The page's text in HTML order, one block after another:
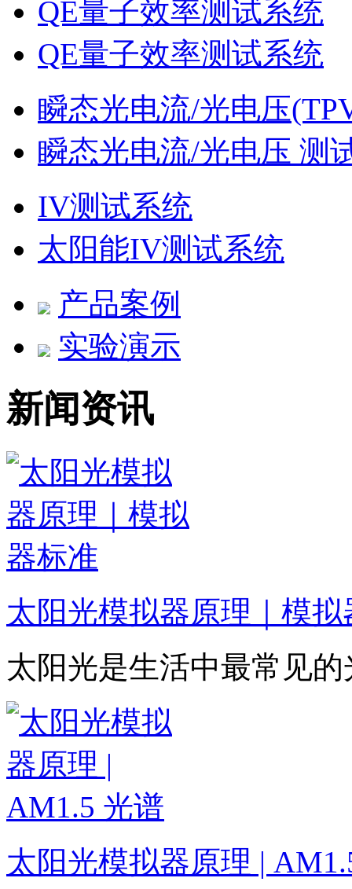
QE量子效率测试系统
QE量子效率测试系统
瞬态光电流/光电压
瞬态光电流/光电压 测
IV测试系统
太阳能IV测试系统
产品案例
实验演示
新闻资讯
太阳光模拟器原理｜模拟
太阳光是生活中最常见
太阳光模拟器原理 |